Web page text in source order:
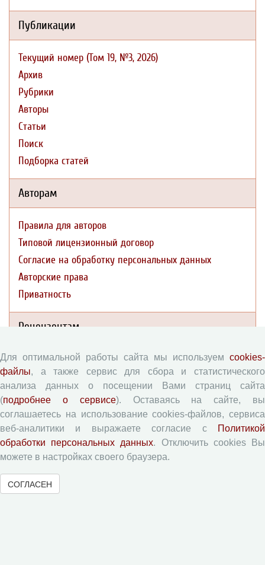
Публикации
Текущий номер (Том 19, №3, 2026)
Архив
Рубрики
Авторы
Статьи
Поиск
Подборка статей
Авторам
Правила для авторов
Типовой лицензионный договор
Согласие на обработку персональных данных
Авторские права
Приватность
Рецензентам
Памятка рецензенту
Форма рецензии
Журналы ВолНЦ РАН
Экономические и социальные перемены
Вопросы территориального развития
Для оптимальной работы сайта мы используем cookies-
файлы, а также сервис для сбора и статистического
анализа данных о посещении Вами страниц сайта
(подробнее о сервисе). Оставаясь на сайте, вы
соглашаетесь на использование cookies-файлов, сервиса
веб-аналитики и выражаете согласие с
Политикой
обработки персональных данных. Отключить cookies Вы
можете в настройках своего браузера.
СОГЛАСЕН